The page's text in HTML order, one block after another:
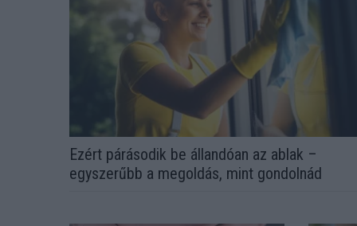
Ezért párásodik be állandóan az ablak –
egyszerűbb a megoldás, mint gondolnád